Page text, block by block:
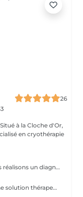
26
en cryothérapie
Lors de ce rendez-vous découverte, nous réalisons un diagnostic personnalisé de votre silhouette et de vos objectifs. Ensemble, nous identifions les solutions les plus adaptées (cryolipolyse, remodelage, cryothérapie, etc.) pour atteindre vos résultats. Sans engagement une première étape offerte pour comprendre votre corps et vous guider efficacement.
La cryothérapie corps entier (CCE) est une solution thérapeutique non médicamenteuse par le froid. Elle utilise l'action du froid en produisant un effet antalgique et anti-inflammatoire sur tout le corps dans de nombreux domaines : médical, sportif, bien-être et esthétique.